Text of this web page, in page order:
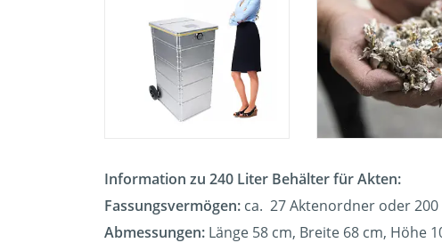
Information zu 240 Liter Behälter für Akten:
Fassungsvermögen: ca. 27 Aktenordner oder
Abmessungen: Länge 58 cm, Breite 68 cm, Höhe